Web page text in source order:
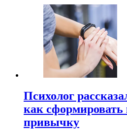
Психолог
как сформировать
привычку